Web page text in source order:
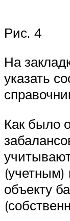
Рис. 4
На
указать
Как было
объекту